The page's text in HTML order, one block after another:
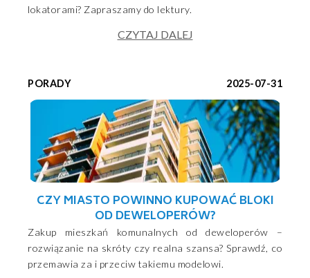
lokatorami? Zapraszamy do lektury.
CZYTAJ DALEJ
PORADY 2025-07-31
CZY MIASTO POWINNO KUPOWAĆ BLOKI
OD DEWELOPERÓW?
Zakup mieszkań komunalnych od deweloperów –
rozwiązanie na skróty czy realna szansa? Sprawdź, co
przemawia za i przeciw takiemu modelowi.